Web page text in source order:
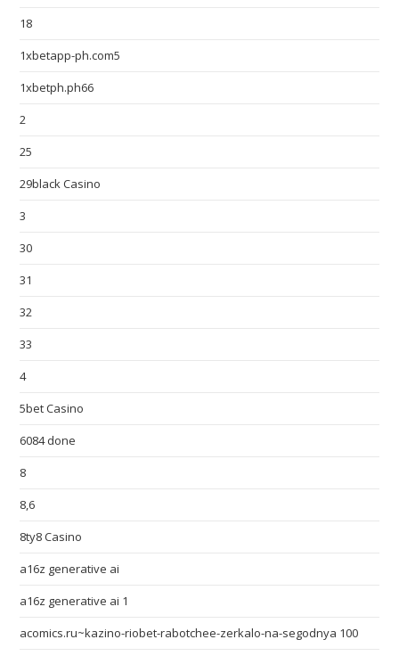
18
1xbetapp-ph.com5
1xbetph.ph66
2
25
29black Casino
3
30
31
32
33
4
5bet Casino
6084 done
8
8,6
8ty8 Casino
a16z generative ai
a16z generative ai 1
acomics.ru~kazino-riobet-rabotchee-zerkalo-na-segodnya 100